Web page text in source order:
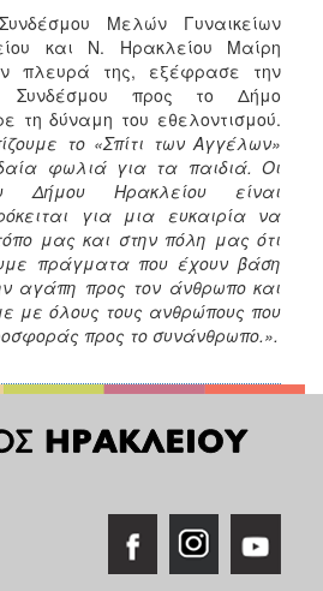
Μελών Γυναικείων
και Ν. Ηρακλείου Μαίρη
πλευρά της, εξέφρασε την
Συνδέσμου προς το Δήμο
τη δύναμη του εθελοντισμού.
το «Σπίτι των Αγγέλων»
φωλιά για τα παιδιά. Οι
Δήμου Ηρακλείου είναι
για μια ευκαιρία να
μας και στην πόλη μας ότι
πράγματα που έχουν βάση
αγάπη προς τον άνθρωπο και
με όλους τους ανθρώπους που
προς το συνάνθρωπο.».